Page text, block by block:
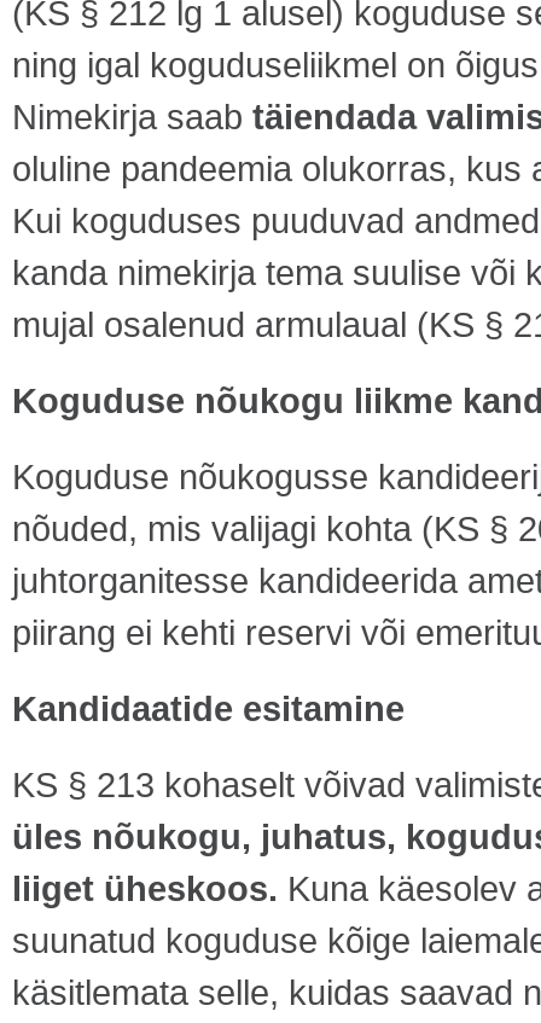
(KS § 212 lg 1 alusel) koguduse
ning igal koguduseliikmel on
Nimekirja saab täiendada
oluline pandeemia olukorras, kus
Kui koguduses puuduvad
kanda nimekirja tema suulise või
mujal osalenud armulaual (KS §
Koguduse nõukogu liikme
Koguduse nõukogusse
nõuded, mis valijagi kohta (KS §
juhtorganitesse kandideerida
piirang ei kehti reservi või
Kandidaatide esitamine
KS § 213 kohaselt võivad
üles nõukogu, juhatus,
liiget üheskoos. Kuna käesolev
suunatud koguduse kõige
käsitlemata selle, kuidas saavad